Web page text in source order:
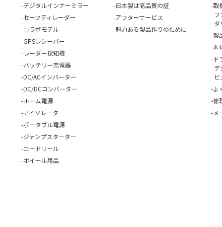
デジタルインナーミラー
セーフティレーダー
コラボモデル
GPSレシーバー
レーダー探知機
バッテリー充電器
DC/ACインバーター
DC/DCコンバーター
ホーム電源
アイソレータ―
ポータブル電源
ジャンプスターター
コードリール
ホイール用品
日本製は高品質の証
アフターサービス
魅力ある製品作りのために
取
フ
ダ
製
本
ド
デ
よ
修
メ